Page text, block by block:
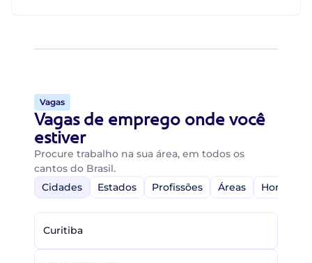
Vagas
Vagas de emprego onde você
estiver
Procure trabalho na sua área, em todos os
cantos do Brasil.
Cidades
Estados Profissões Áreas Home-
Curitiba